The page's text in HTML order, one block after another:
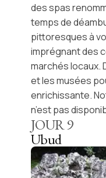
des spas
temps de
pittoresques à
imprégnant des
marchés locaux.
et les musées
enrichissante.
n’est pas
JOUR9
Ubud